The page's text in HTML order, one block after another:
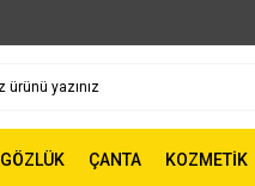
GÖZLÜK ÇANTA KOZMETİK